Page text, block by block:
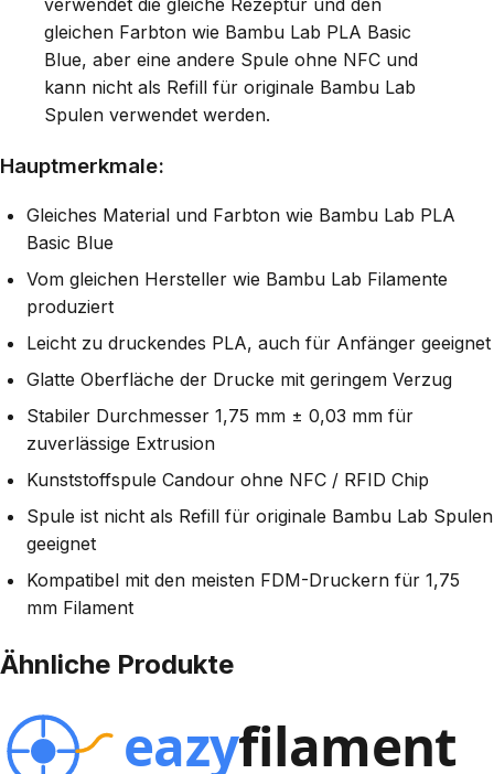
verwendet die gleiche Rezeptur und den
gleichen Farbton wie Bambu Lab PLA Basic
Blue, aber eine andere Spule ohne NFC und
kann nicht als Refill für originale Bambu Lab
Spulen verwendet werden.
Hauptmerkmale:
Gleiches Material und Farbton wie Bambu Lab PLA
Basic Blue
Vom gleichen Hersteller wie Bambu Lab Filamente
produziert
Leicht zu druckendes PLA, auch für Anfänger geeignet
Glatte Oberfläche der Drucke mit geringem Verzug
Stabiler Durchmesser 1,75 mm ± 0,03 mm für
zuverlässige Extrusion
Kunststoffspule Candour ohne NFC / RFID Chip
Spule ist nicht als Refill für originale Bambu Lab Spulen
geeignet
Kompatibel mit den meisten FDM-Druckern für 1,75
mm Filament
Ähnliche Produkte